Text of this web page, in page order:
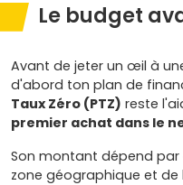
Le budget
Avant de jeter un œil à
d'abord ton plan de
Taux Zéro (PTZ) reste
premier achat dans le
Son montant dépend par
zone géographique et